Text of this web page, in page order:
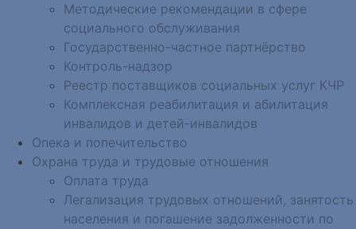
Методические рекомендации в сфере
социального обслуживания
Государственно-частное партнёрство
Контроль-надзор
Реестр поставщиков социальных услуг КЧР
Комплексная реабилитация и абилитация
инвалидов и детей-инвалидов
Опека и попечительство
Охрана труда и трудовые отношения
Оплата труда
Легализация трудовых отношений, занятость
населения и погашение задолженности по